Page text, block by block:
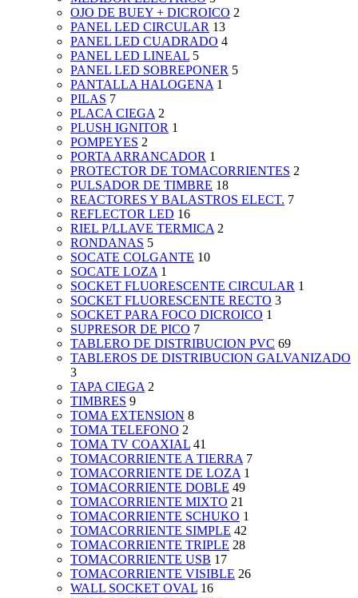
OJO DE BUEY + DICROICO 2
PANEL LED CIRCULAR 13
PANEL LED CUADRADO 4
PANEL LED LINEAL 5
PANEL LED SOBREPONER 5
PANTALLA HALOGENA 1
PILAS 7
PLACA CIEGA 2
PLUSH IGNITOR 1
POMPEYES 2
PORTA ARRANCADOR 1
PROTECTOR DE TOMACORRIENTES 2
PULSADOR DE TIMBRE 18
REACTORES Y BALASTROS ELECT. 7
REFLECTOR LED 16
RIEL P/LLAVE TERMICA 2
RONDANAS 5
SOCATE COLGANTE 10
SOCATE LOZA 1
SOCKET FLUORESCENTE CIRCULAR 1
SOCKET FLUORESCENTE RECTO 3
SOCKET PARA FOCO DICROICO 1
SUPRESOR DE PICO 7
TABLERO DE DISTRIBUCION PVC 69
TABLEROS DE DISTRIBUCION GALVANIZADO
3
TAPA CIEGA 2
TIMBRES 9
TOMA EXTENSION 8
TOMA TELEFONO 2
TOMA TV COAXIAL 41
TOMACORRIENTE A TIERRA 7
TOMACORRIENTE DE LOZA 1
TOMACORRIENTE DOBLE 49
TOMACORRIENTE MIXTO 21
TOMACORRIENTE SCHUKO 1
TOMACORRIENTE SIMPLE 42
TOMACORRIENTE TRIPLE 28
TOMACORRIENTE USB 17
TOMACORRIENTE VISIBLE 26
WALL SOCKET OVAL 16